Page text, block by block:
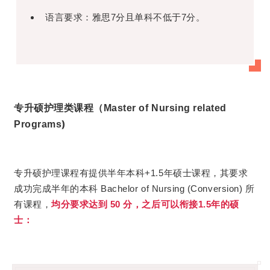
语言要求：雅思7分且单科不低于7分。
专升硕护理类课程（Master of Nursing related
Programs)
专升硕护理课程有提供半年本科+1.5年硕士课程，其要求
成功完成半年的本科 Bachelor of Nursing (Conversion) 所
有课程，均分要求达到 50 分，之后可以衔接1.5年的硕
士：